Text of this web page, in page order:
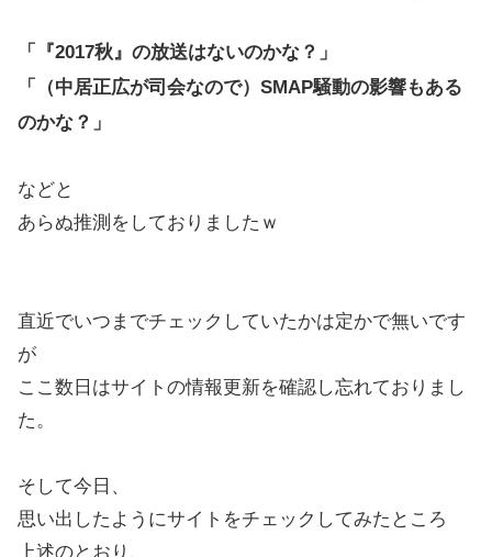
「『2017秋』の放送はないのかな？」
「（中居正広が司会なので）SMAP騒動の影響もある
のかな？」
などと
あらぬ推測をしておりましたｗ
直近でいつまでチェックしていたかは定かで無いです
が
ここ数日はサイトの情報更新を確認し忘れておりまし
た。
そして今日、
思い出したようにサイトをチェックしてみたところ
上述のとおり、